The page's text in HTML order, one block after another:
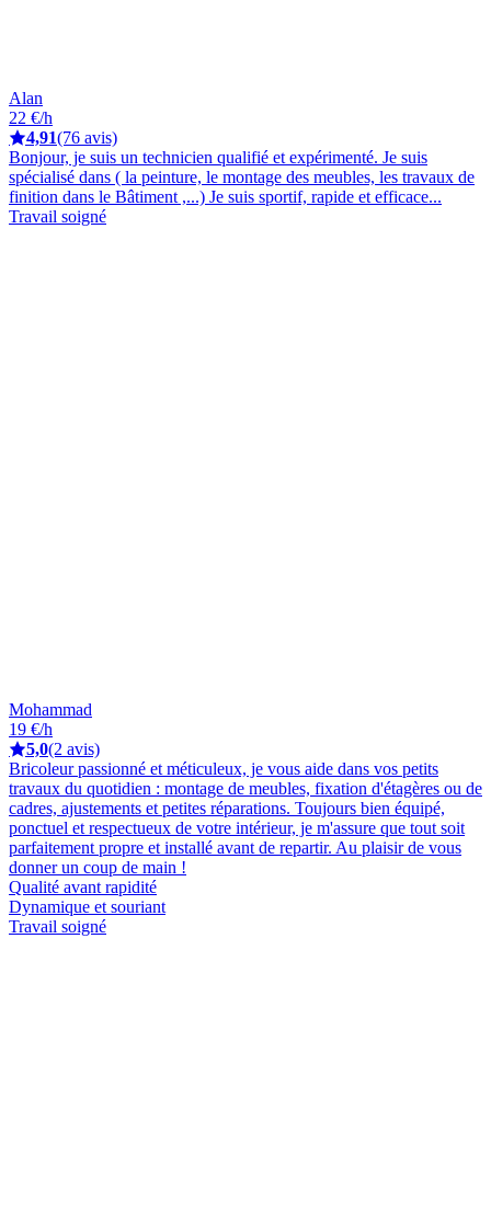
Alan
22 €/h
4,91(76 avis)
Bonjour, je suis un technicien qualifié et expérimenté. Je suis
spécialisé dans ( la peinture, le montage des meubles, les travaux de
finition dans le Bâtiment ,...) Je suis sportif, rapide et efficace...
Travail soigné
Mohammad
19 €/h
5,0(2 avis)
Bricoleur passionné et méticuleux, je vous aide dans vos petits
travaux du quotidien : montage de meubles, fixation d'étagères ou de
cadres, ajustements et petites réparations. Toujours bien équipé,
ponctuel et respectueux de votre intérieur, je m'assure que tout soit
parfaitement propre et installé avant de repartir. Au plaisir de vous
donner un coup de main !
Qualité avant rapidité
Dynamique et souriant
Travail soigné